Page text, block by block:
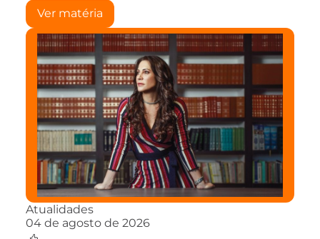
Ver matéria
Atualidades
04 de agosto de 2026